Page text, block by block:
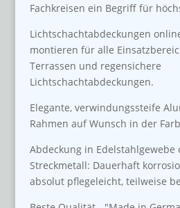
Fachkreisen ein Begriff für
Lichtschachtabdeckungen
montieren für alle
Terrassen und regensichere
Lichtschachtabdeckungen.
Elegante, verwindungssteife
Rahmen auf Wunsch in der
Abdeckung in Edelstahlgewebe
Streckmetall: Dauerhaft
absolut pflegeleicht, teilweise